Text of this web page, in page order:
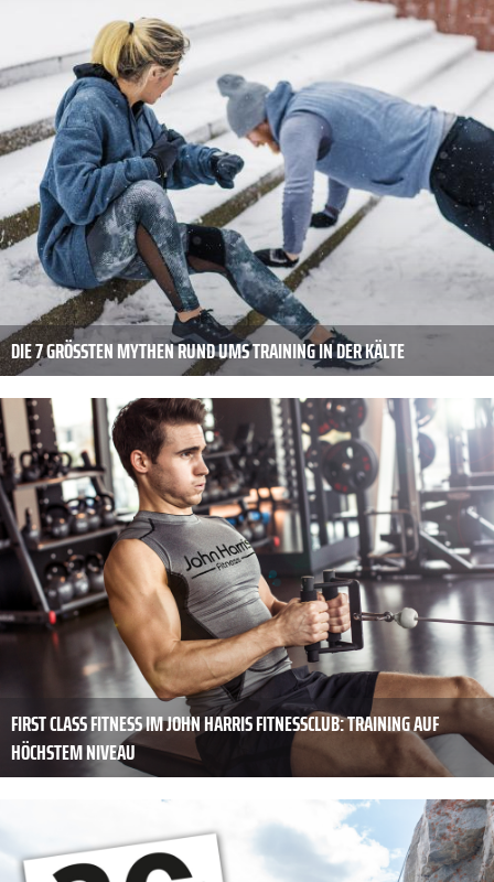
DIE 7 GRÖSSTEN MYTHEN RUND UMS TRAINING IN DER KÄLTE
FIRST CLASS FITNESS IM JOHN HARRIS FITNESSCLUB: TRAINING AUF
HÖCHSTEM NIVEAU